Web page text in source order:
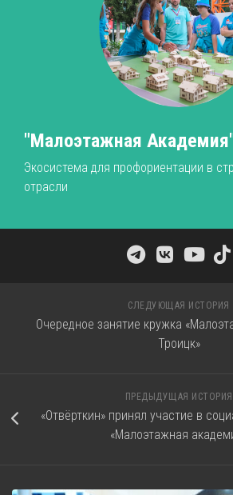
"Малоэтажная
Экосистема для профориентации в
отрасли
СЛЕДУЮЩАЯ ИСТОРИЯ
Очередное занятие кружка
Троицк»
ПРЕДЫДУЩАЯ ИСТОРИЯ
«Отвёрткин» принял участие в
«Малоэтажная